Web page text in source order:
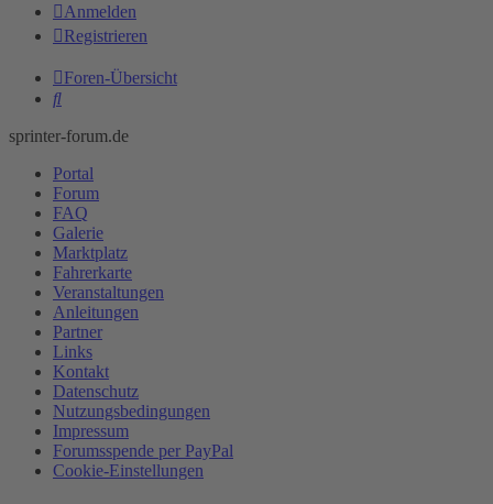
Anmelden
Registrieren
Foren-Übersicht
Suche
sprinter-forum.de
Portal
Forum
FAQ
Galerie
Marktplatz
Fahrerkarte
Veranstaltungen
Anleitungen
Partner
Links
Kontakt
Datenschutz
Nutzungsbedingungen
Impressum
Forumsspende per PayPal
Cookie-Einstellungen